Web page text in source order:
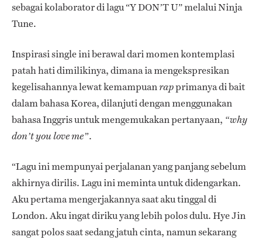
sebagai kolaborator di lagu “Y DON’T U” melalui Ninja
Tune.
Inspirasi single ini berawal dari momen kontemplasi
patah hati dimilikinya, dimana ia mengekspresikan
kegelisahannya lewat kemampuanrapprimanya di bait
dalam bahasa Korea, dilanjuti dengan menggunakan
bahasa Inggris untuk mengemukakan pertanyaan, “why
don’t you love me”.
“Lagu ini mempunyai perjalanan yang panjang sebelum
akhirnya dirilis. Lagu ini meminta untuk didengarkan.
Aku pertama mengerjakannya saat aku tinggal di
London. Aku ingat diriku yang lebih polos dulu. Hye Jin
sangat polos saat sedang jatuh cinta, namun sekarang